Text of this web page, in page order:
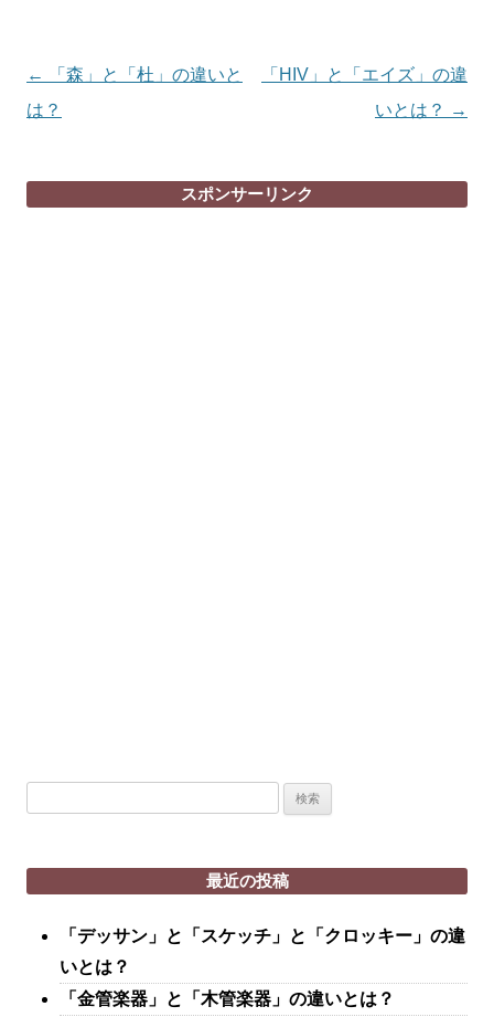
投
稿
ビ
←
「森」と「杜」の違いと
は？
「HIV」と「エイズ」の違
いとは？
→
スポンサーリンク
最近の投稿
「デッサン」と「スケッチ」と「クロッキー」の違
いとは？
「金管楽器」と「木管楽器」の違いとは？